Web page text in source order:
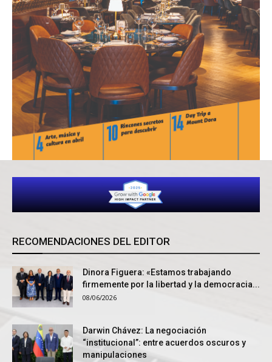
RECOMENDACIONES DEL EDITOR
Dinora Figuera: «Estamos trabajando
firmemente por la libertad y la democracia...
08/06/2026
Darwin Chávez: La negociación
“institucional”: entre acuerdos oscuros y
manipulaciones